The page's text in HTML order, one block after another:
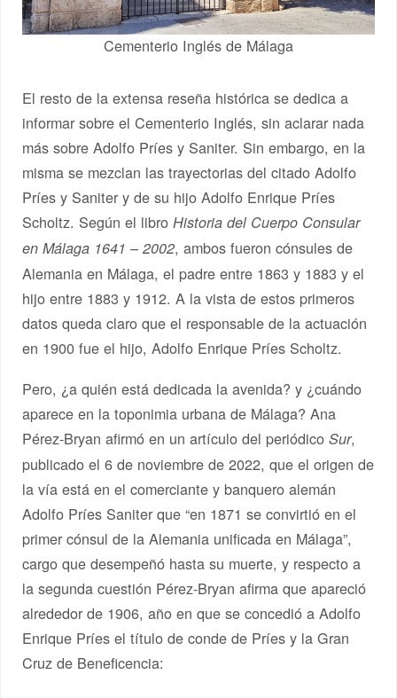
Cementerio Inglés de Málaga
El resto de la extensa reseña histórica se dedica a
informar sobre el Cementerio Inglés, sin aclarar nada
más sobre Adolfo Príes y Saniter. Sin embargo, en la
misma se mezclan las trayectorias del citado Adolfo
Príes y Saniter y de su hijo Adolfo Enrique Príes
Scholtz. Según el libroHistoria del Cuerpo Consular
en Málaga 1641 – 2002, ambos fueron cónsules de
Alemania en Málaga, el padre entre 1863 y 1883 y el
hijo entre 1883 y 1912. A la vista de estos primeros
datos queda claro que el responsable de la actuación
en 1900 fue el hijo, Adolfo Enrique Príes Scholtz.
Pero, ¿a quién está dedicada la avenida? y ¿cuándo
aparece en la toponimia urbana de Málaga? Ana
Pérez-Bryan afirmó en un artículo del periódicoSur,
publicado el 6 de noviembre de 2022, que el origen de
la vía está en el comerciante y banquero alemán
Adolfo Príes Saniter que “en 1871 se convirtió en el
primer cónsul de la Alemania unificada en Málaga”,
cargo que desempeñó hasta su muerte, y respecto a
la segunda cuestión Pérez-Bryan afirma que apareció
alrededor de 1906, año en que se concedió a Adolfo
Enrique Príes el título de conde de Príes y la Gran
Cruz de Beneficencia: